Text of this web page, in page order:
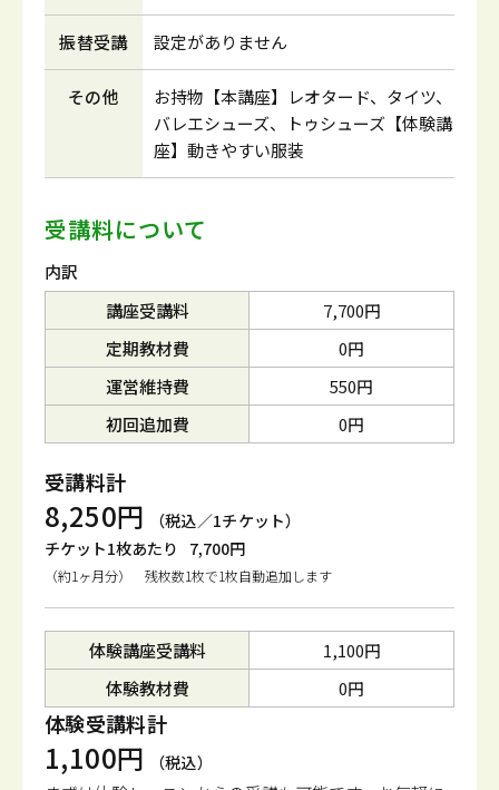
振替受講 設定がありません
その他
お持物【本講座】レオタード、タイツ、
バレエシューズ、トゥシューズ【体験講
座】動きやすい服装
受講料について
内訳
講座受講料
7,700円
定期教材費
0円
運営維持費
550円
初回追加費
0円
受講料計
8,250円
（税込／1チケット）
チケット1枚あたり
7,700円
（約1ヶ月分） 残枚数1枚で1枚自動追加します
体験講座受講料
1,100円
体験教材費
0円
体験受講料計
1,100円 （税込）